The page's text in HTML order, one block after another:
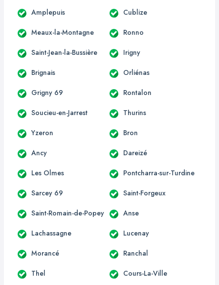
Amplepuis Cublize
Meaux-la-Montagne Ronno
Saint-Jean-la-Bussière Irigny
Brignais Orliénas
Grigny 69 Rontalon
Soucieu-en-Jarrest Thurins
Yzeron Bron
Ancy Dareizé
Les Olmes Pontcharra-sur-Turdine
Sarcey 69 Saint-Forgeux
Saint-Romain-de-Popey Anse
Lachassagne Lucenay
Morancé Ranchal
Thel Cours-La-Ville